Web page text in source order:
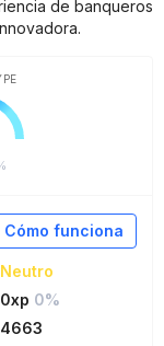
de banqueros
Cómo funciona
Neutro
0xp 0%
4663